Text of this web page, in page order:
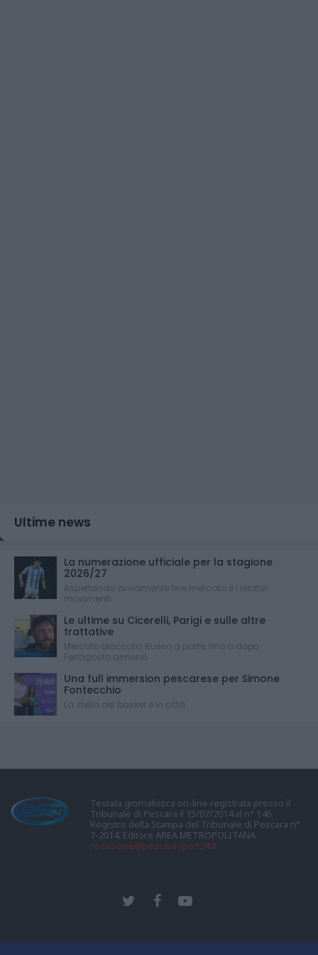
Ultime news
La numerazione ufficiale per la stagione
2026/27
Aspettando ovviamente fine mercato e i relativi
movimenti
Le ultime su Cicerelli, Parigi e sulle altre
trattative
Mercato bloccato, Russo a parte, fino a dopo
Ferragosto almeno
Una full immersion pescarese per Simone
Fontecchio
La stella del basket è in città
Testata giornalistica on-line registrata presso il
Tribunale di Pescara il 15/07/2014 al n° 146
Registro della Stampa del Tribunale di Pescara n°
7-2014. Editore AREA METROPOLITANA
redazione@pescarasport24.it